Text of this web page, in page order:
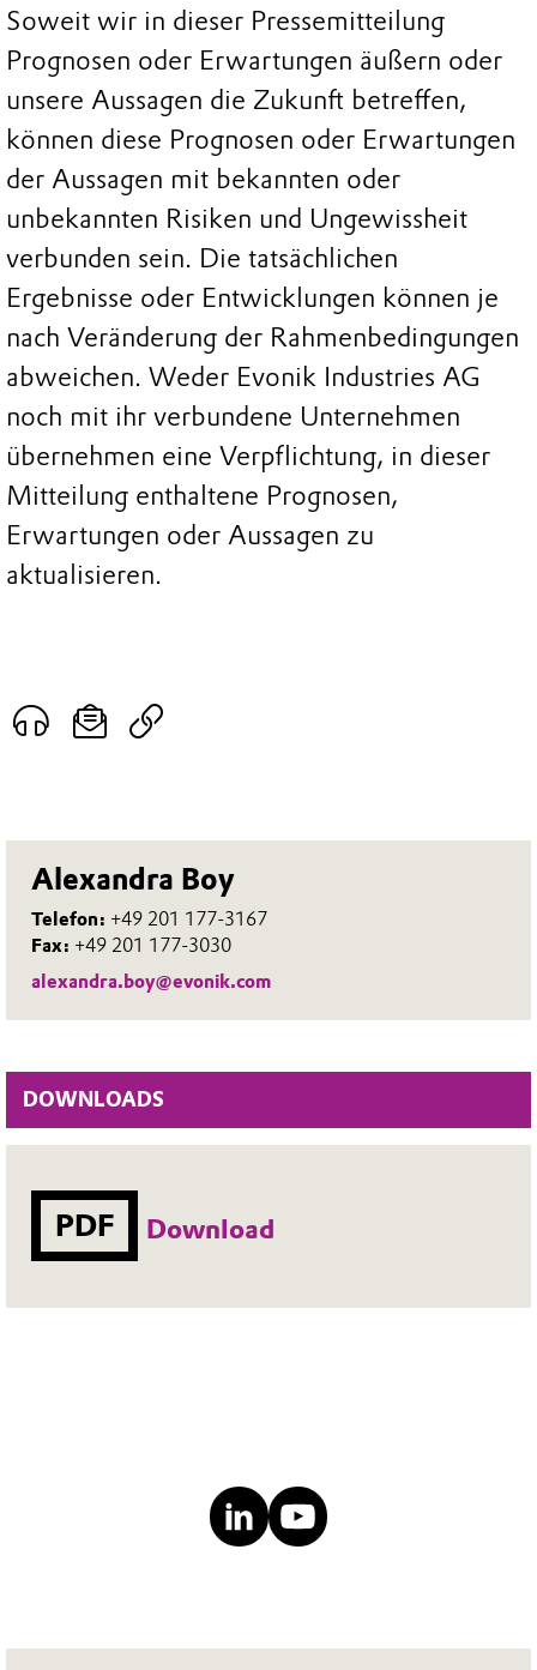
Alexandra Boy
Telefon: +49 201 177-3167
Fax: +49 201 177-3030
alexandra.boy@evonik.com
DOWNLOADS
PDF Download
Soweit wir in dieser Pressemitteilung
Prognosen oder Erwartungen äußern oder
unsere Aussagen die Zukunft betreffen,
können diese Prognosen oder Erwartungen
der Aussagen mit bekannten oder
unbekannten Risiken und Ungewissheit
verbunden sein. Die tatsächlichen
Ergebnisse oder Entwicklungen können je
nach Veränderung der Rahmenbedingungen
abweichen. Weder Evonik Industries AG
noch mit ihr verbundene Unternehmen
übernehmen eine Verpflichtung, in dieser
Mitteilung enthaltene Prognosen,
Erwartungen oder Aussagen zu
aktualisieren.